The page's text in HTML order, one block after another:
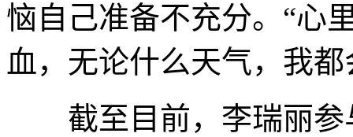
恼自己准备不充分。“心
血，无论什么天气，我
截至目前，李瑞丽参